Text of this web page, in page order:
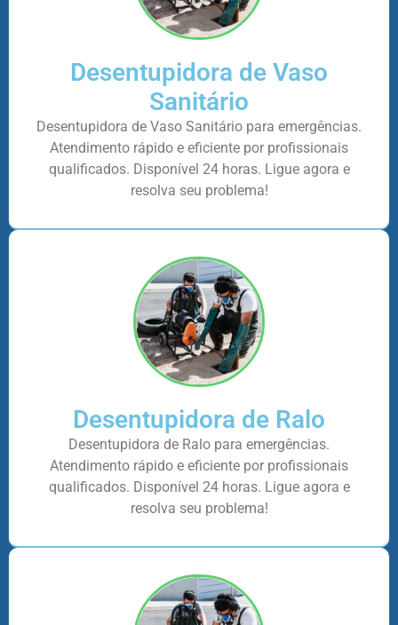
Desentupidora de Vaso
Sanitário
Desentupidora de Vaso Sanitário para emergências.
Atendimento rápido e eficiente por profissionais
qualificados. Disponível 24 horas. Ligue agora e
resolva seu problema!
Desentupidora de Ralo
Desentupidora de Ralo para emergências.
Atendimento rápido e eficiente por profissionais
qualificados. Disponível 24 horas. Ligue agora e
resolva seu problema!